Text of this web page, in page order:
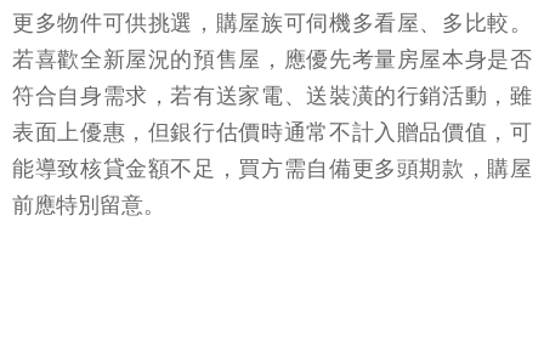
更多物件可供挑選，購屋族可伺機多看屋、多比較。
若喜歡全新屋況的預售屋，應優先考量房屋本身是否
符合自身需求，若有送家電、送裝潢的行銷活動，雖
表面上優惠，但銀行估價時通常不計入贈品價值，可
能導致核貸金額不足，買方需自備更多頭期款，購屋
前應特別留意。